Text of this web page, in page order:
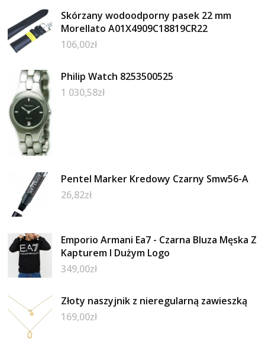
Skórzany wodoodporny pasek 22 mm
Morellato A01X4909C18819CR22
106,00zł
Philip Watch 8253500525
1 030,58zł
Pentel Marker Kredowy Czarny Smw56-A
26,82zł
Emporio Armani Ea7 - Czarna Bluza Męska Z
Kapturem I Dużym Logo
349,00zł
Złoty naszyjnik z nieregularną zawieszką
169,00zł